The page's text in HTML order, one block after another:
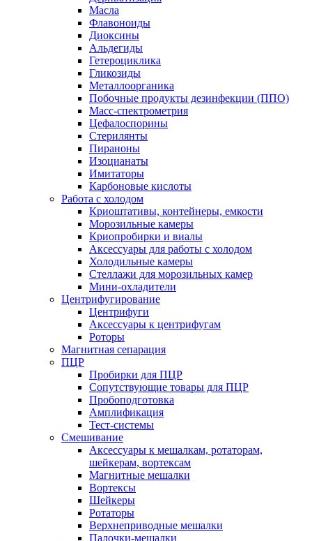
Масла
Флавоноиды
Диоксины
Альдегиды
Гетероциклика
Гликозиды
Металлоорганика
Побочные продукты дезинфекции (ППО)
Масс-спектрометрия
Цефалоспорины
Стерилянты
Пираноны
Изоцианаты
Имитаторы
Карбоновые кислоты
Работа с холодом
Криоштативы, контейнеры, емкости
Морозильные камеры
Криопробирки и виалы
Аксессуары для работы с холодом
Холодильные камеры
Стеллажи для морозильных камер
Мини-охладители
Центрифугирование
Центрифуги
Аксессуары к центрифугам
Роторы
Магнитная сепарация
ПЦР
Пробирки для ПЦР
Сопутствующие товары для ПЦР
Пробоподготовка
Амплификация
Тест-системы
Смешивание
Аксессуары к мешалкам, ротаторам,
шейкерам, вортексам
Магнитные мешалки
Вортексы
Шейкеры
Ротаторы
Верхнеприводные мешалки
Палочки-мешалки